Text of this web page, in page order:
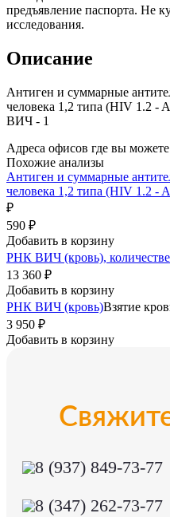
предъявление паспорта. Не
исследования.
Описание
Антиген и суммарные
человека 1,2 типа (HIV 1.2 -
ВИЧ - 1
Адреса офисов где вы можете
Похожие анализы
Антиген и суммарные
человека 1,2 типа (HIV 1.2 -
₽
590 ₽
Добавить в корзину
РНК ВИЧ (кровь),
13 360 ₽
Добавить в корзину
РНК ВИЧ (кровь)Взятие
3 950 ₽
Добавить в корзину
8 (937) 849-73-77
8 (347) 262-73-77